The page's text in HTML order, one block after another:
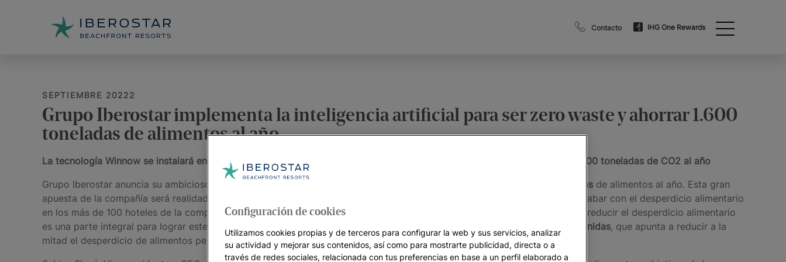
Contacto IHG One Rewards
SEPTIEMBRE 20222
Grupo Iberostar implementa la inteligencia artificial para ser zero waste y ahorrar 1.600
toneladas de alimentos al año
La tecnología Winnow se instalará en sus más de 100 hoteles para reducir 5.000.000 de comidas y dejar de emitir casi 8.000 toneladas de CO2 al año
Grupo Iberostar anuncia su ambicioso plan para reducir un
1.600 toneladas de alimentos al año. Esta gran
apuesta de la compañía será realidad gracias a un innovador sistema, basado en
, que contribuirá a acabar con el desperdicio alimentario
en los más de 100 hoteles de la compañía en todo el mundo. Dado que el 60% de los residuos de Iberostar son alimentos, reducir el desperdicio alimentario
es una parte integral para lograr este objetivo. Este compromiso está también alineado con el
Naciones Unidas, que apunta a reducir a la
mitad el desperdicio de alimentos per cápita global para 2030.
Configuración de cookies
Utilizamos cookies propias y de terceros para configurar la web y sus servicios, analizar
su actividad y mejorar sus contenidos, así como para mostrarte publicidad, directa o a
través de redes sociales, relacionada con tus preferencias en base a un perfil elaborado a